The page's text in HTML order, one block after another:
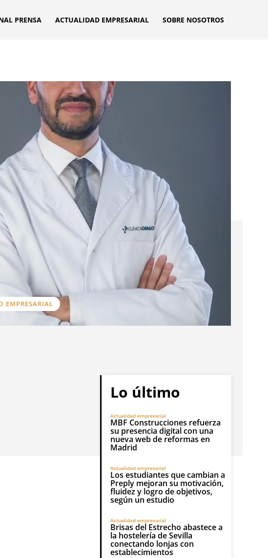
PRENSA ACTUALIDAD EMPRESARIAL SOBRE NOSOTROS
EMPRESARIAL
Lo último
Actualidad empresarial
MBF Construcciones refuerza
su presencia digital con una
nueva web de reformas en
Madrid
Actualidad empresarial
Los estudiantes que cambian a
Preply mejoran su motivación,
fluidez y logro de objetivos,
según un estudio
Actualidad empresarial
Brisas del Estrecho abastece a
la hostelería de Sevilla
conectando lonjas con
establecimientos